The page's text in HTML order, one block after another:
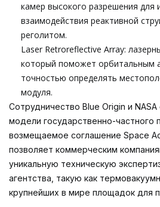
камер высокого разрешения для
взаимодействия реактивной
реголитом.
Laser Retroreflective Array:
который поможет орбитальным
точностью определять
модуля.
Сотрудничество Blue Origin и NASA
модели государственно-частного
возмещаемое соглашение Space
позволяет коммерческим
уникальную техническую
агентства, такую как
крупнейших в мире площадок для